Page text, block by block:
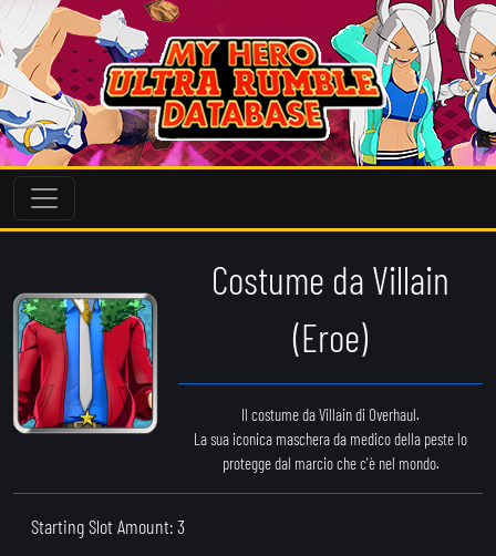
Costume da Villain
(Eroe)
Il costume da Villain di Overhaul.
La sua iconica maschera da medico della peste lo
protegge dal marcio che c'è nel mondo.
Starting Slot Amount: 3